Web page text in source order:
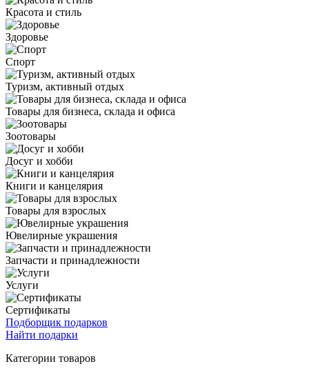
Красота и стиль
Здоровье
Спорт
Туризм, активный отдых
Товары для бизнеса, склада и офиса
Зоотовары
Досуг и хобби
Книги и канцелярия
Товары для взрослых
Ювелирные украшения
Запчасти и принадлежности
Услуги
Сертификаты
Подборщик подарков
Найти подарки
Категории товаров